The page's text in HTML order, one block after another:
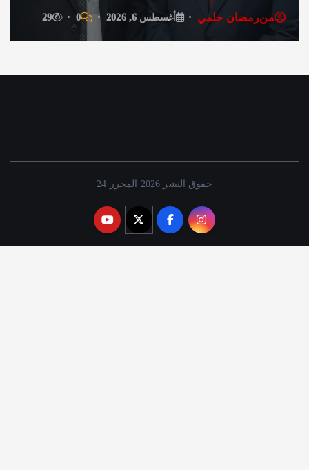
رمضان حلمي أغسطس 6, 2026 0
29
حقوق النشر 2026 المحرر 24